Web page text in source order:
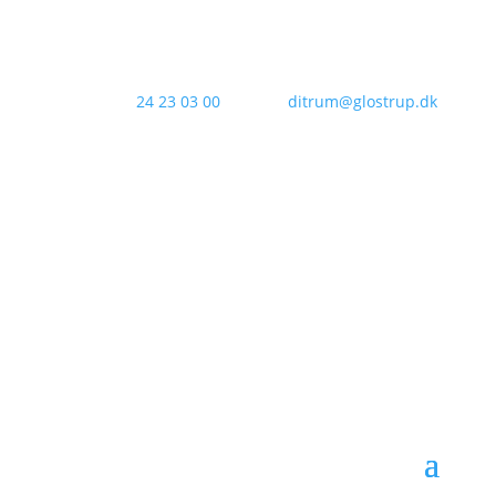
24 23 03 00Email: ditrum@glostrup.dk